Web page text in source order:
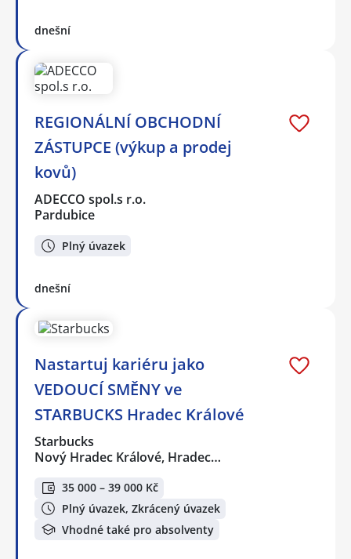
dnešní
REGIONÁLNÍ OBCHODNÍ
ZÁSTUPCE (výkup a prodej
kovů)
ADECCO spol.s r.o.
Pardubice
Plný úvazek
dnešní
Nastartuj kariéru jako
VEDOUCÍ SMĚNY ve
STARBUCKS Hradec Králové
Starbucks
Nový Hradec Králové, Hradec…
35 000 – 39 000 Kč
Plný úvazek, Zkrácený úvazek
Vhodné také pro absolventy